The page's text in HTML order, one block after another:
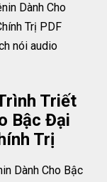
Dành Cho
Trị PDF
nói audio
Triết
Bậc Đại
Trị
Dành Cho Bậc